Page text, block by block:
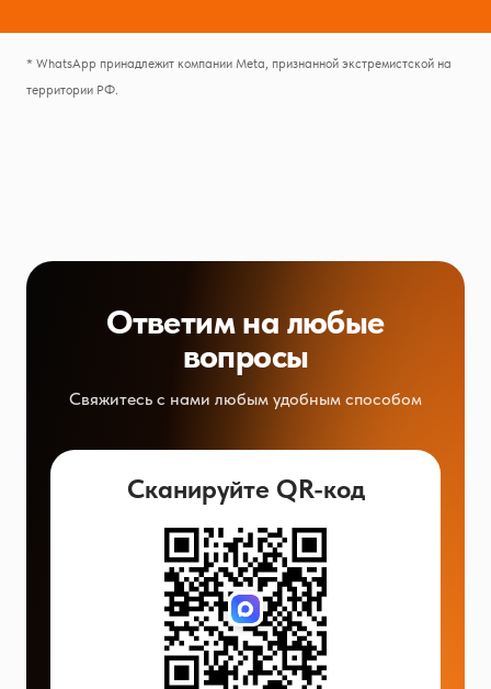
* WhatsApp принадлежит компании Meta, признанной экстремистской на
территории РФ.
Ответим на любые
вопросы
Свяжитесь с нами любым удобным способом
Сканируйте QR-код